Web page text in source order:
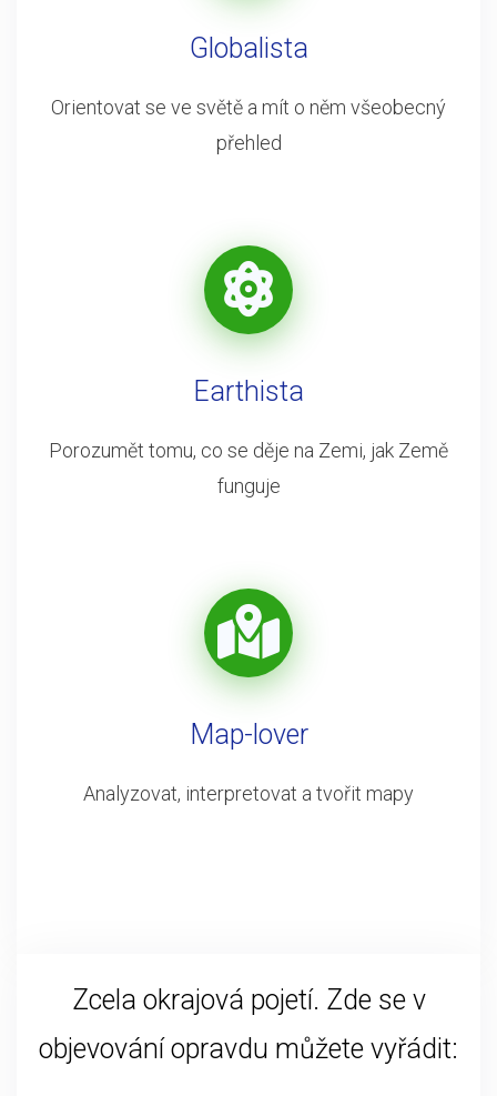
Globalista
Orientovat se ve světě a mít o něm všeobecný
přehled
Earthista
Porozumět tomu, co se děje na Zemi, jak Země
funguje
Map-lover
Analyzovat, interpretovat a tvořit mapy
Zcela okrajová pojetí. Zde se v
objevování opravdu můžete vyřádit: